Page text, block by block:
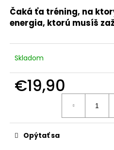
hviezdičiek.
Čaká ťa tréning, na
energia, ktorú musíš
Skladom
€19,90
Opýtať sa
o
r
ú
č
m
e
TEBE
OVERSIZED